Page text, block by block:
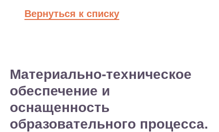
Вернуться к списку
Материально-техническое
обеспечение и
оснащенность
образовательного процесса.
Устав образовательной
организации